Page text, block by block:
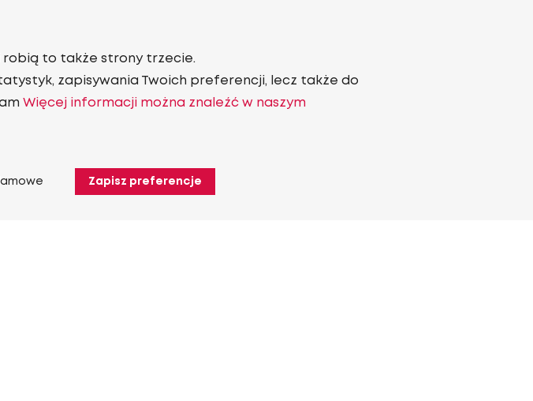
robią to także strony trzecie.
zapisywania Twoich preferencji, lecz także do
Więcej informacji można znaleźć w naszym
Zapisz preferencje